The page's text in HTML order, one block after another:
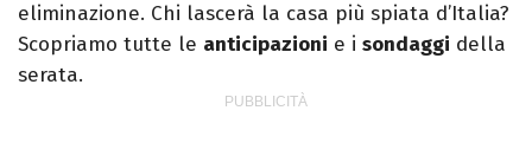
eliminazione. Chi lascerà la casa più spiata d’Italia?
Scopriamo tutte le anticipazioni e i sondaggi della
serata.